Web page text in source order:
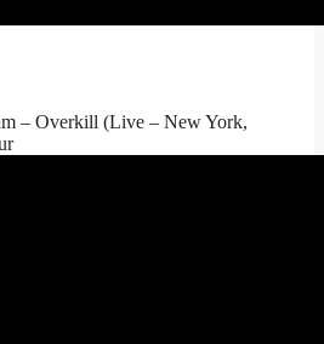
– Overkill (Live – New York,